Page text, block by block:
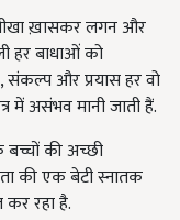
ख़ासकर लगन और
हर बाधाओं को
और प्रयास हर वो
में असंभव मानी जाती हैं.
की अच्छी
की एक बेटी स्नातक
कर रहा है.